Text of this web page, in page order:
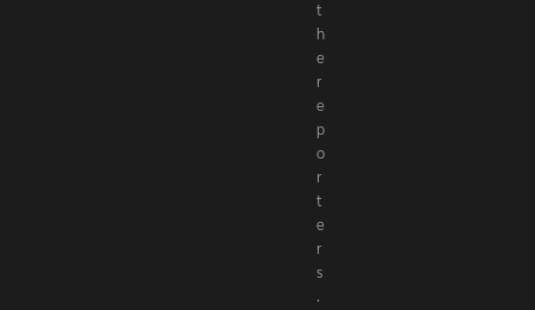
r
@
t
h
e
r
e
p
o
r
t
e
r